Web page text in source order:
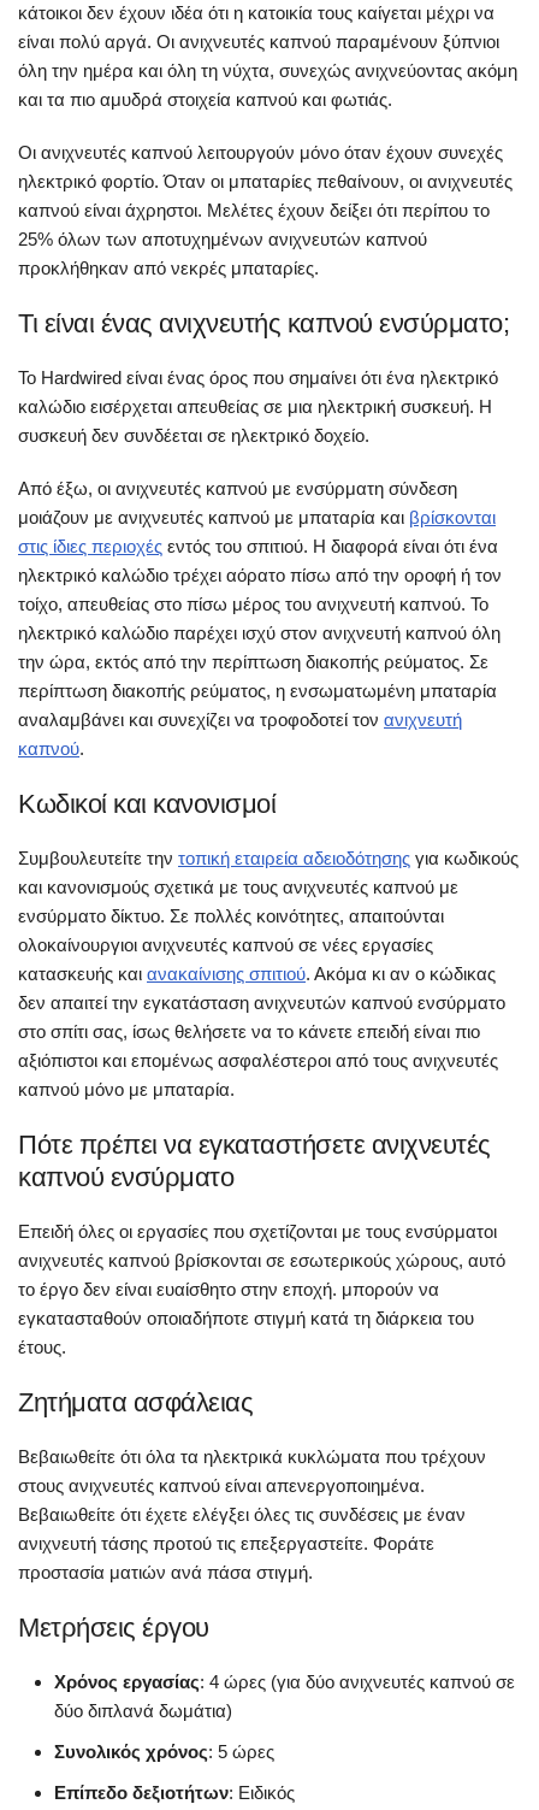
κάτοικοι δεν έχουν ιδέα ότι η κατοικία τους καίγεται μέχρι να
είναι πολύ αργά. Οι ανιχνευτές καπνού παραμένουν ξύπνιοι
όλη την ημέρα και όλη τη νύχτα, συνεχώς ανιχνεύοντας ακόμη
και τα πιο αμυδρά στοιχεία καπνού και φωτιάς.
Οι ανιχνευτές καπνού λειτουργούν μόνο όταν έχουν συνεχές
ηλεκτρικό φορτίο. Όταν οι μπαταρίες πεθαίνουν, οι ανιχνευτές
καπνού είναι άχρηστοι. Μελέτες έχουν δείξει ότι περίπου το
25% όλων των αποτυχημένων ανιχνευτών καπνού
προκλήθηκαν από νεκρές μπαταρίες.
Τι είναι ένας ανιχνευτής καπνού ενσύρματο;
Το Hardwired είναι ένας όρος που σημαίνει ότι ένα ηλεκτρικό
καλώδιο εισέρχεται απευθείας σε μια ηλεκτρική συσκευή. Η
συσκευή δεν συνδέεται σε ηλεκτρικό δοχείο.
Από έξω, οι ανιχνευτές καπνού με ενσύρματη σύνδεση
μοιάζουν με ανιχνευτές καπνού με μπαταρία και βρίσκονται
στις ίδιες περιοχές εντός του σπιτιού. Η διαφορά είναι ότι ένα
ηλεκτρικό καλώδιο τρέχει αόρατο πίσω από την οροφή ή τον
τοίχο, απευθείας στο πίσω μέρος του ανιχνευτή καπνού. Το
ηλεκτρικό καλώδιο παρέχει ισχύ στον ανιχνευτή καπνού όλη
την ώρα, εκτός από την περίπτωση διακοπής ρεύματος. Σε
περίπτωση διακοπής ρεύματος, η ενσωματωμένη μπαταρία
αναλαμβάνει και συνεχίζει να τροφοδοτεί τον ανιχνευτή
καπνού.
Κωδικοί και κανονισμοί
Συμβουλευτείτε την τοπική εταιρεία αδειοδότησης για κωδικούς
και κανονισμούς σχετικά με τους ανιχνευτές καπνού με
ενσύρματο δίκτυο. Σε πολλές κοινότητες, απαιτούνται
ολοκαίνουργιοι ανιχνευτές καπνού σε νέες εργασίες
κατασκευής και ανακαίνισης σπιτιού. Ακόμα κι αν ο κώδικας
δεν απαιτεί την εγκατάσταση ανιχνευτών καπνού ενσύρματο
στο σπίτι σας, ίσως θελήσετε να το κάνετε επειδή είναι πιο
αξιόπιστοι και επομένως ασφαλέστεροι από τους ανιχνευτές
καπνού μόνο με μπαταρία.
Πότε πρέπει να εγκαταστήσετε ανιχνευτές
καπνού ενσύρματο
Επειδή όλες οι εργασίες που σχετίζονται με τους ενσύρματοι
ανιχνευτές καπνού βρίσκονται σε εσωτερικούς χώρους, αυτό
το έργο δεν είναι ευαίσθητο στην εποχή. μπορούν να
εγκατασταθούν οποιαδήποτε στιγμή κατά τη διάρκεια του
έτους.
Ζητήματα ασφάλειας
Βεβαιωθείτε ότι όλα τα ηλεκτρικά κυκλώματα που τρέχουν
στους ανιχνευτές καπνού είναι απενεργοποιημένα.
Βεβαιωθείτε ότι έχετε ελέγξει όλες τις συνδέσεις με έναν
ανιχνευτή τάσης προτού τις επεξεργαστείτε. Φοράτε
προστασία ματιών ανά πάσα στιγμή.
Μετρήσεις έργου
Χρόνος εργασίας: 4 ώρες (για δύο ανιχνευτές καπνού σε
δύο διπλανά δωμάτια)
Συνολικός χρόνος: 5 ώρες
Επίπεδο δεξιοτήτων: Ειδικός